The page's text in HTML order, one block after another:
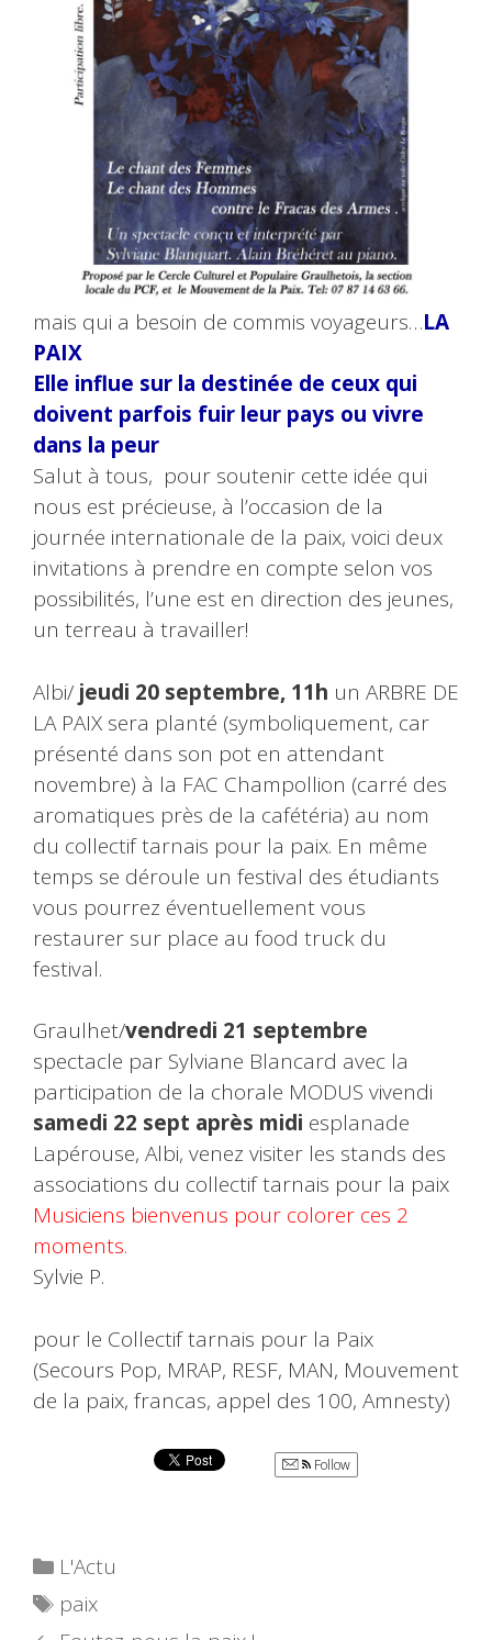
mais qui a besoin de commis voyageurs…LA
PAIX
Elle influe sur la destinée de ceux qui
doivent parfois fuir leur pays ou vivre
dans la peur
Salut à tous, pour soutenir cette idée qui
nous est précieuse, à l’occasion de la
journée internationale de la paix, voici deux
invitations à prendre en compte selon vos
possibilités, l’une est en direction des jeunes,
un terreau à travailler!
Albi/ jeudi 20 septembre, 11h un ARBRE DE
LA PAIX sera planté (symboliquement, car
présenté dans son pot en attendant
novembre) à la FAC Champollion (carré des
aromatiques près de la cafétéria) au nom
du collectif tarnais pour la paix. En même
temps se déroule un festival des étudiants
vous pourrez éventuellement vous
restaurer sur place au food truck du
festival.
Graulhet/vendredi 21 septembre
spectacle par Sylviane Blancard avec la
participation de la chorale MODUS vivendi
samedi 22 sept après midi esplanade
Lapérouse, Albi, venez visiter les stands des
associations du collectif tarnais pour la paix
Musiciens bienvenus pour colorer ces 2
moments.
Sylvie P.
pour le Collectif tarnais pour la Paix
(Secours Pop, MRAP, RESF, MAN, Mouvement
de la paix, francas, appel des 100, Amnesty)
Follow
Catégories
L'Actu
Étiquettes
paix